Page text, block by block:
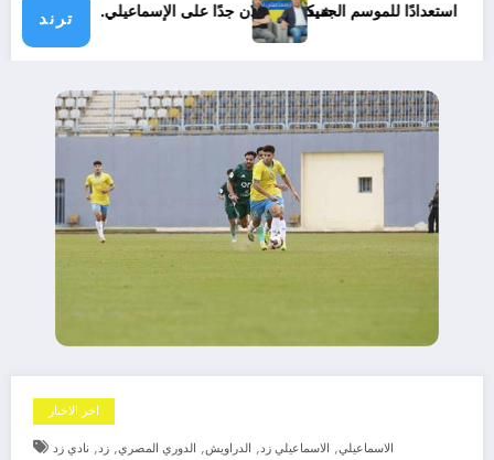
ترند
شيكابالا: زعلان جدًا على الإسماعيلي..حتى الآن استعدادًا للموسم الجديد
اخر الاخبار
الاسماعيلي, الاسماعيلي زد, الدراويش, الدوري المصري,زد, نادي زد